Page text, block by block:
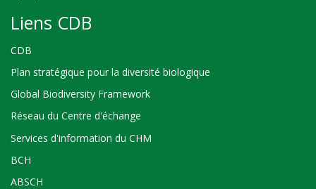
Liens CDB
CDB
Plan stratégique pour la diversité biologique
Global Biodiversity Framework
Réseau du Centre d'échange
Services d'information du CHM
BCH
ABSCH